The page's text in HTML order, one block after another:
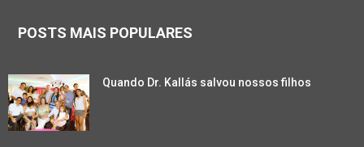
POSTS MAIS POPULARES
Quando Dr. Kallás salvou nossos filhos